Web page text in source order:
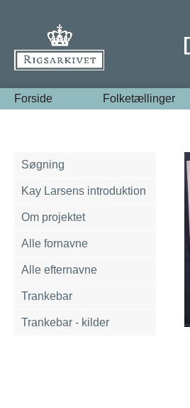
Forside Folketællinger
Søgning
Kay Larsens introduktion
Om projektet
Alle fornavne
Alle efternavne
Trankebar
Trankebar - kilder